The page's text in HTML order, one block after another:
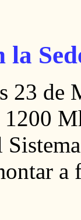
la
23 de
1200
a